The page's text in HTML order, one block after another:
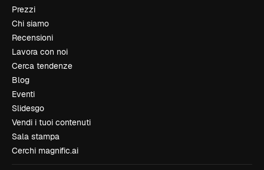
Prezzi
Chi siamo
Recensioni
Lavora con noi
Cerca tendenze
Blog
Eventi
Slidesgo
Vendi i tuoi contenuti
Sala stampa
Cerchi magnific.ai